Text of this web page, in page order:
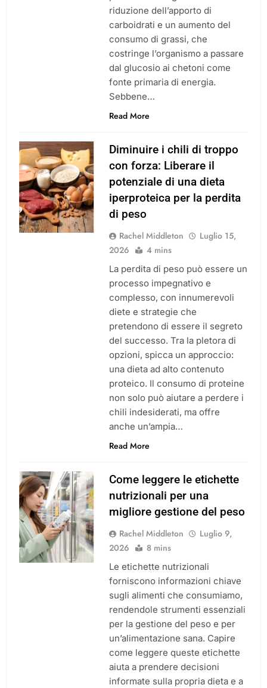
riduzione dell’apporto di
carboidrati e un aumento del
consumo di grassi, che
costringe l’organismo a passare
dal glucosio ai chetoni come
fonte primaria di energia.
Sebbene…
Read More
Diminuire i chili di troppo
con forza: Liberare il
potenziale di una dieta
iperproteica per la perdita
di peso
Rachel Middleton
Luglio 15,
2026
4 mins
La perdita di peso può essere un
processo impegnativo e
complesso, con innumerevoli
diete e strategie che
pretendono di essere il segreto
del successo. Tra la pletora di
opzioni, spicca un approccio:
una dieta ad alto contenuto
proteico. Il consumo di proteine
non solo può aiutare a perdere i
chili indesiderati, ma offre
anche un’ampia…
Read More
Come leggere le etichette
nutrizionali per una
migliore gestione del peso
Rachel Middleton
Luglio 9,
2026
8 mins
Le etichette nutrizionali
forniscono informazioni chiave
sugli alimenti che consumiamo,
rendendole strumenti essenziali
per la gestione del peso e per
un’alimentazione sana. Capire
come leggere queste etichette
aiuta a prendere decisioni
informate sulla propria dieta e a